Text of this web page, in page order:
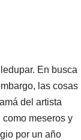
En busca
las cosas
del artista
meseros y
por un año